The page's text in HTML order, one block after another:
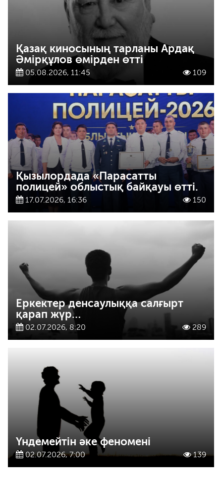
Қазақ киносының тарланы Ардақ
Әмірқұлов өмірден өтті
05.08.2026, 11:45 109
Қызылордада «Парасатты
полицей» облыстық байқауы өтті.
17.07.2026, 16:36 150
Еркектер денсаулыққа салғырт
қарап жүр…
02.07.2026, 8:20 289
Үндемейтін әке феномені
02.07.2026, 7:00 139